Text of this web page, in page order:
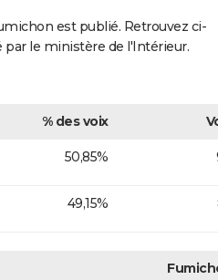
est publié. Retrouvez ci-
le ministère de l'Intérieur.
% des voix
50,85%
49,15%